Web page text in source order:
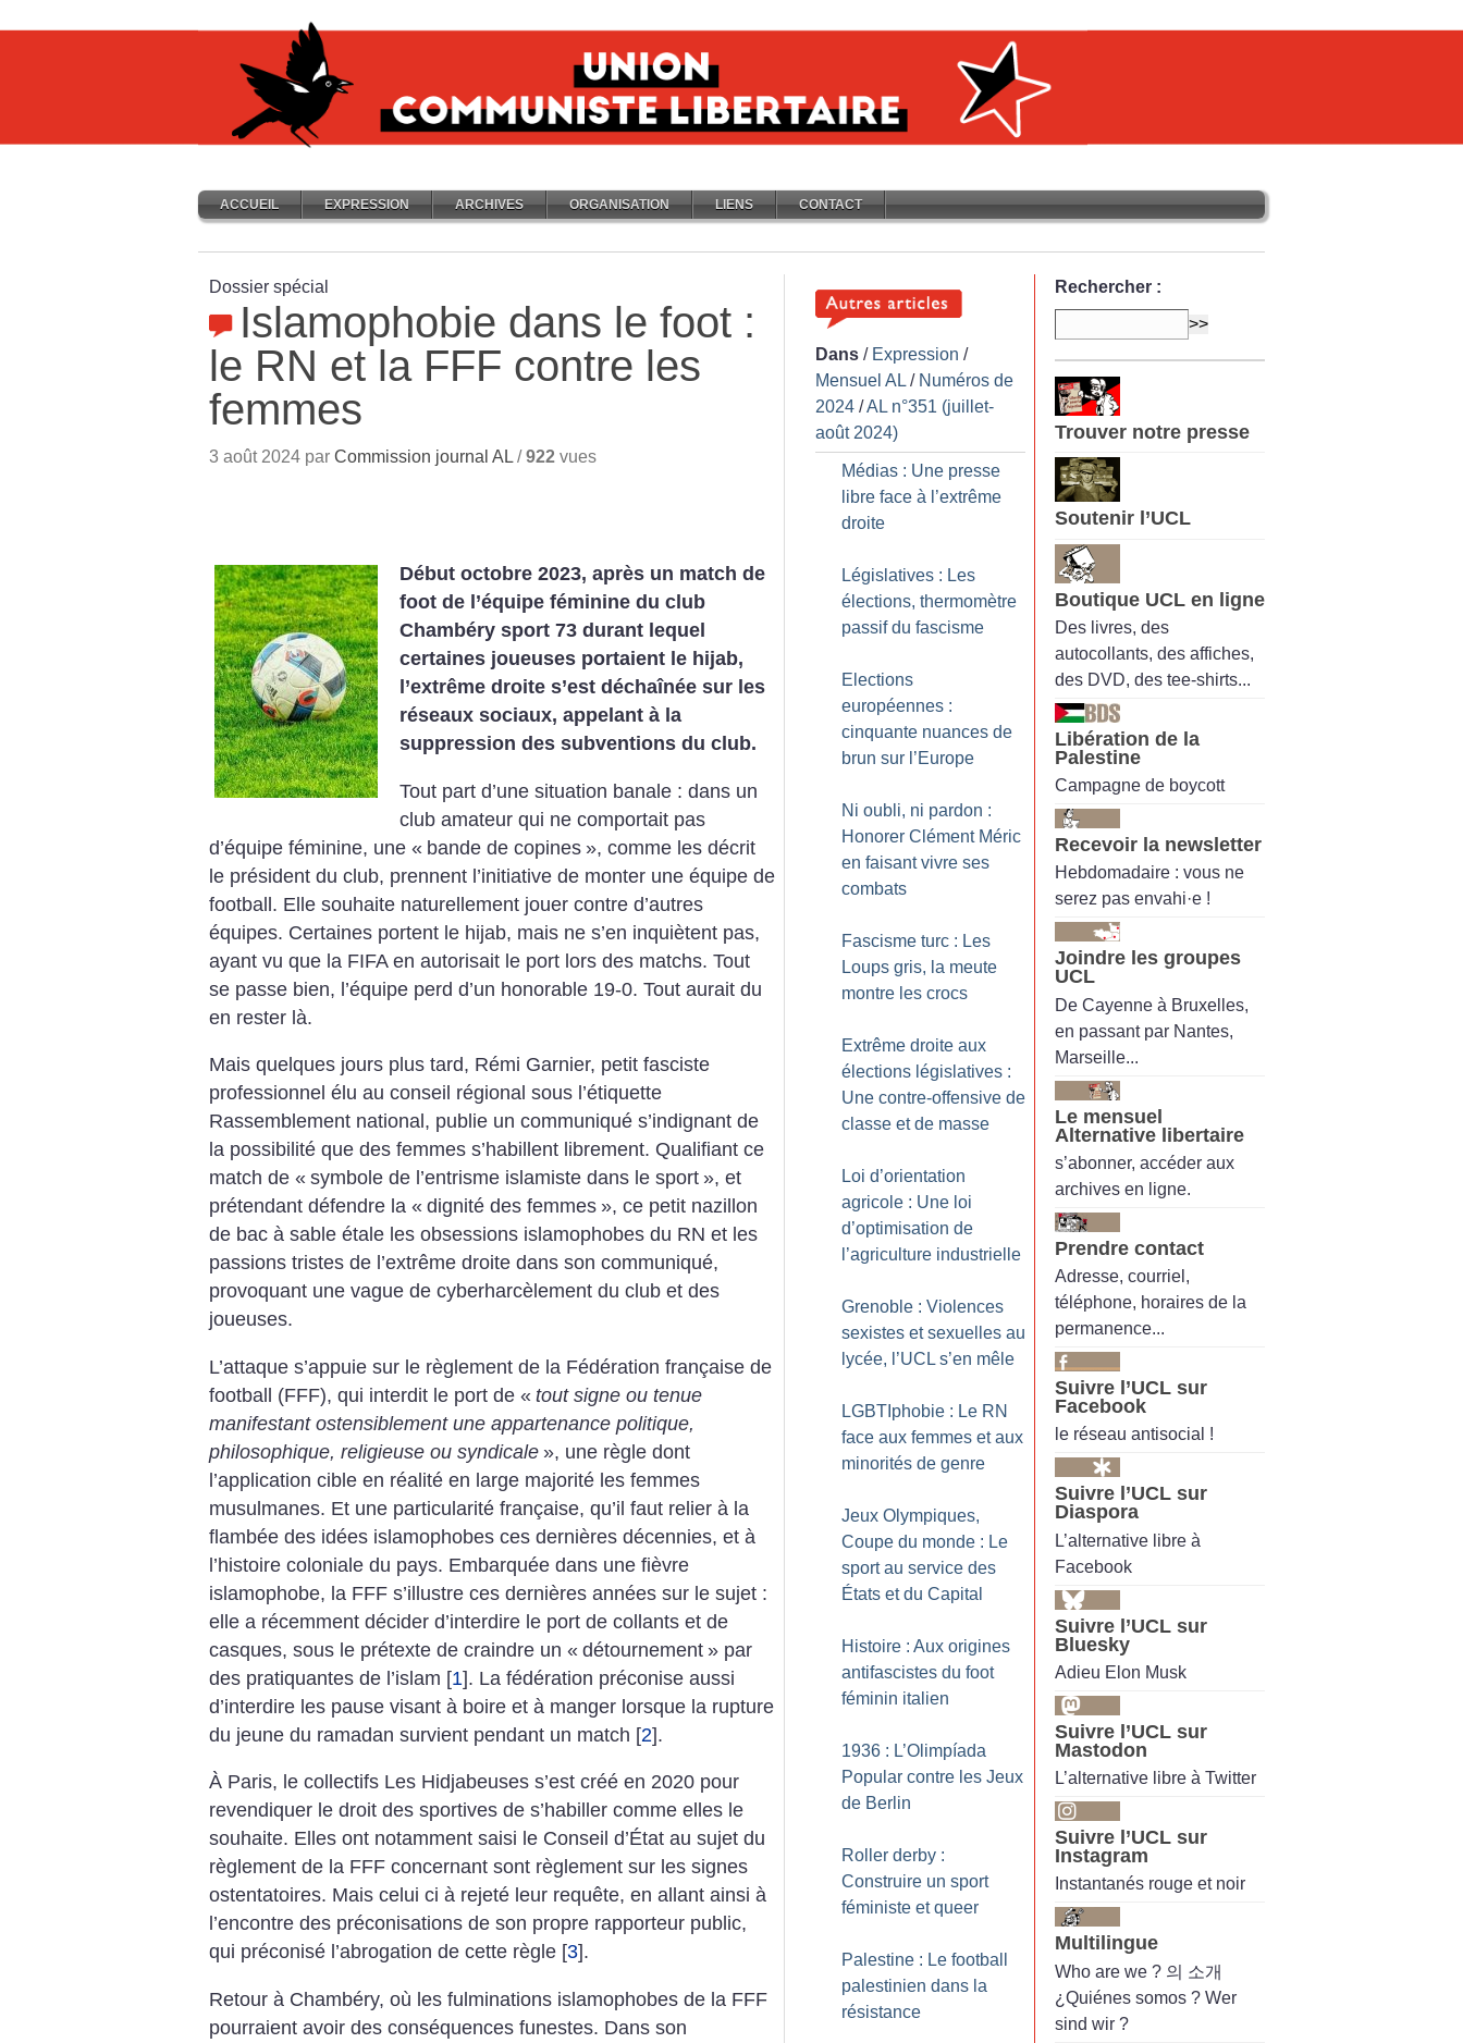
ACCUEIL EXPRESSION ARCHIVES ORGANISATION LIENS CONTACT
Dossier spécial
Islamophobie dans le foot :
le RN et la FFF contre les
femmes
3 août 2024 par Commission journal AL /922 vues
Début octobre 2023, après un match de
foot de l’équipe féminine du club
Chambéry sport 73 durant lequel
certaines joueuses portaient le hijab,
l’extrême droite s’est déchaînée sur les
réseaux sociaux, appelant à la
suppression des subventions du club.
Tout part d’une situation banale : dans un
club amateur qui ne comportait pas
d’équipe féminine, une « bande de copines », comme les décrit
le président du club, prennent l’initiative de monter une équipe de
football. Elle souhaite naturellement jouer contre d’autres
équipes. Certaines portent le hijab, mais ne s’en inquiètent pas,
ayant vu que la FIFA en autorisait le port lors des matchs. Tout
se passe bien, l’équipe perd d’un honorable 19-0. Tout aurait du
en rester là.
Mais quelques jours plus tard, Rémi Garnier, petit fasciste
professionnel élu au conseil régional sous l’étiquette
Rassemblement national, publie un communiqué s’indignant de
la possibilité que des femmes s’habillent librement. Qualifiant ce
match de « symbole de l’entrisme islamiste dans le sport », et
prétendant défendre la « dignité des femmes », ce petit nazillon
de bac à sable étale les obsessions islamophobes du RN et les
passions tristes de l’extrême droite dans son communiqué,
provoquant une vague de cyberharcèlement du club et des
joueuses.
L’attaque s’appuie sur le règlement de la Fédération française de
football (FFF), qui interdit le port de « tout signe ou tenue
manifestant ostensiblement une appartenance politique,
philosophique, religieuse ou syndicale », une règle dont
l’application cible en réalité en large majorité les femmes
musulmanes. Et une particularité française, qu’il faut relier à la
flambée des idées islamophobes ces dernières décennies, et à
l’histoire coloniale du pays. Embarquée dans une fièvre
islamophobe, la FFF s’illustre ces dernières années sur le sujet :
elle a récemment décider d’interdire le port de collants et de
casques, sous le prétexte de craindre un « détournement » par
des pratiquantes de l’islam [1]. La fédération préconise aussi
d’interdire les pause visant à boire et à manger lorsque la rupture
du jeune du ramadan survient pendant un match [2].
À Paris, le collectifs Les Hidjabeuses s’est créé en 2020 pour
revendiquer le droit des sportives de s’habiller comme elles le
souhaite. Elles ont notamment saisi le Conseil d’État au sujet du
règlement de la FFF concernant sont règlement sur les signes
ostentatoires. Mais celui ci à rejeté leur requête, en allant ainsi à
l’encontre des préconisations de son propre rapporteur public,
qui préconisé l’abrogation de cette règle [3].
Retour à Chambéry, où les fulminations islamophobes de la FFF
pourraient avoir des conséquences funestes. Dans son
Dans / Expression /
Mensuel AL / Numéros de
2024 /AL n°351 (juillet-
août 2024)
Médias : Une presse
libre face à l’extrême
droite
Législatives : Les
élections, thermomètre
passif du fascisme
Elections
européennes :
cinquante nuances de
brun sur l’Europe
Ni oubli, ni pardon :
Honorer Clément Méric
en faisant vivre ses
combats
Fascisme turc : Les
Loups gris, la meute
montre les crocs
Extrême droite aux
élections législatives :
Une contre-offensive de
classe et de masse
Loi d’orientation
agricole : Une loi
d’optimisation de
l’agriculture industrielle
Grenoble : Violences
sexistes et sexuelles au
lycée, l’UCL s’en mêle
LGBTIphobie : Le RN
face aux femmes et aux
minorités de genre
Jeux Olympiques,
Coupe du monde : Le
sport au service des
États et du Capital
Histoire : Aux origines
antifascistes du foot
féminin italien
1936 : L’Olimpíada
Popular contre les Jeux
de Berlin
Roller derby :
Construire un sport
féministe et queer
Palestine : Le football
palestinien dans la
résistance
Rechercher :
Trouver notre presse
Soutenir l’UCL
Boutique UCL en ligne
Des livres, des
autocollants, des affiches,
des DVD, des tee-shirts...
Libération de la
Palestine
Campagne de boycott
Recevoir la newsletter
Hebdomadaire : vous ne
serez pas envahi·e !
Joindre les groupes
UCL
De Cayenne à Bruxelles,
en passant par Nantes,
Marseille...
Le mensuel
Alternative libertaire
s’abonner, accéder aux
archives en ligne.
Prendre contact
Adresse, courriel,
téléphone, horaires de la
permanence...
Suivre l’UCL sur
Facebook
le réseau antisocial !
Suivre l’UCL sur
Diaspora
L’alternative libre à
Facebook
Suivre l’UCL sur
Bluesky
Adieu Elon Musk
Suivre l’UCL sur
Mastodon
L’alternative libre à Twitter
Suivre l’UCL sur
Instagram
Instantanés rouge et noir
Multilingue
Who are we ? 의 소개
¿Quiénes somos ? Wer
sind wir ?